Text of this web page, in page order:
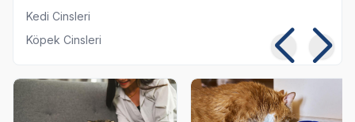
Kedi Cinsleri
Köpek Cinsleri